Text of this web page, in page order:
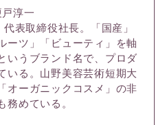
淳一
表取締役社長。「国産」
ーツ」「ビューティ」を軸
いうブランド名で、プロダ
いる。山野美容芸術短期大
オーガニックコスメ」の非
務めている。